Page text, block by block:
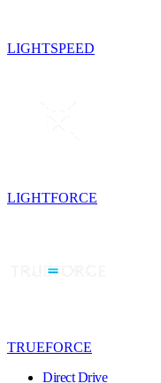
LIGHTSPEED
LIGHTFORCE
TRUEFORCE
Direct Drive